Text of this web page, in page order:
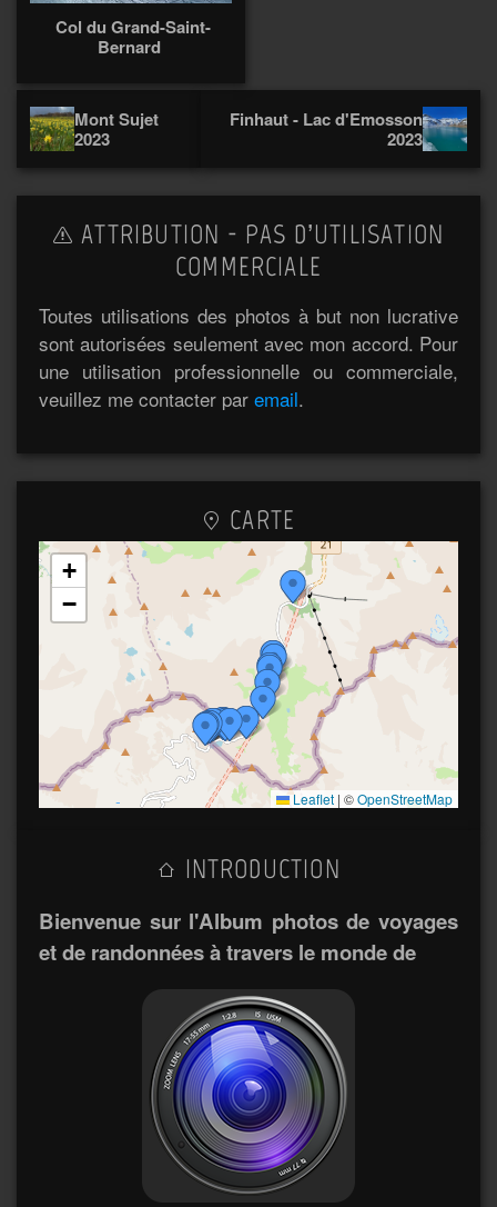
Col du Grand-Saint-
Bernard
Mont Sujet
2023
Finhaut - Lac d'Emosson
2023
ATTRIBUTION - PAS D’UTILISATION
COMMERCIALE
Toutes utilisations des photos à but non lucrative
sont autorisées seulement avec mon accord. Pour
une utilisation professionnelle ou commerciale,
veuillez me contacter par email.
CARTE
+
−
Leaflet | ©OpenStreetMap
INTRODUCTION
Bienvenue sur l'Album photos de voyages
et de randonnées à travers le monde de